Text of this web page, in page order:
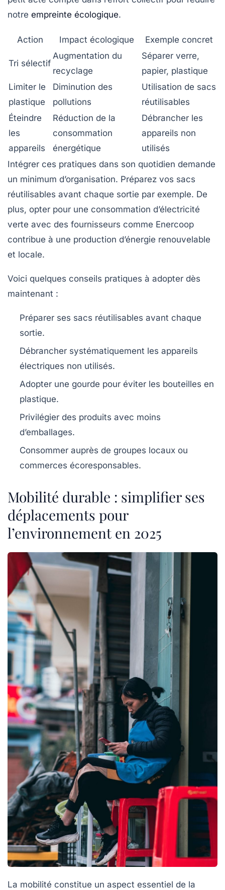
notre empreinte écologique.
Action Impact écologique Exemple concret
Tri sélectif
Augmentation du
recyclage
Séparer verre,
papier, plastique
Limiter le
plastique
Diminution des
pollutions
Utilisation de sacs
réutilisables
Éteindre
les
appareils
Réduction de la
consommation
énergétique
Débrancher les
appareils non
utilisés
Intégrer ces pratiques dans son quotidien demande
un minimum d’organisation. Préparez vos sacs
réutilisables avant chaque sortie par exemple. De
plus, opter pour une consommation d’électricité
verte avec des fournisseurs comme Enercoop
contribue à une production d’énergie renouvelable
et locale.
Voici quelques conseils pratiques à adopter dès
maintenant :
Préparer ses sacs réutilisables avant chaque
sortie.
Débrancher systématiquement les appareils
électriques non utilisés.
Adopter une gourde pour éviter les bouteilles en
plastique.
Privilégier des produits avec moins
d’emballages.
Consommer auprès de groupes locaux ou
commerces écoresponsables.
Mobilité durable : simplifier ses
déplacements pour
l’environnement en 2025
La mobilité constitue un aspect essentiel de la